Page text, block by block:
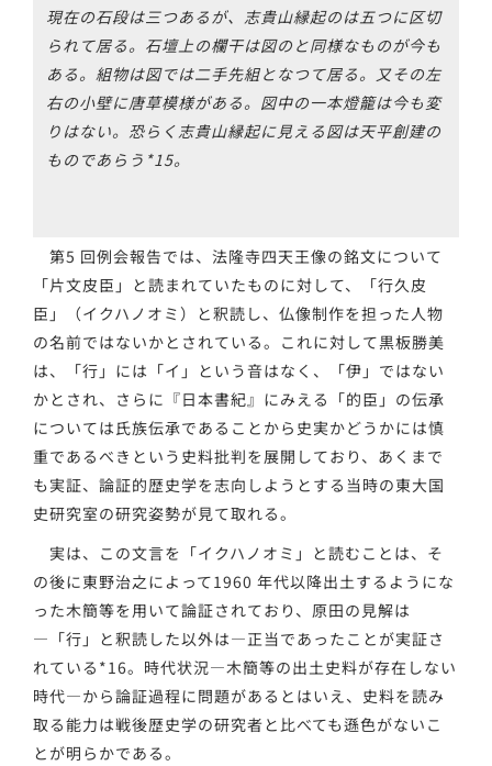
現在の石段は三つあるが、志貴山縁起のは五つに区切
られて居る。石壇上の欄干は図のと同様なものが今も
ある。組物は図では二手先組となつて居る。又その左
右の小壁に唐草模様がある。図中の一本燈籠は今も変
りはない。恐らく志貴山縁起に見える図は天平創建の
ものであらう*15。
第5 回例会報告では、法隆寺四天王像の銘文について
「片文皮臣」と読まれていたものに対して、「行久皮
臣」（イクハノオミ）と釈読し、仏像制作を担った人物
の名前ではないかとされている。これに対して黒板勝美
は、「行」には「イ」という音はなく、「伊」ではない
かとされ、さらに『日本書紀』にみえる「的臣」の伝承
については氏族伝承であることから史実かどうかには慎
重であるべきという史料批判を展開しており、あくまで
も実証、論証的歴史学を志向しようとする当時の東大国
史研究室の研究姿勢が見て取れる。
実は、この文言を「イクハノオミ」と読むことは、そ
の後に東野治之によって1960 年代以降出土するようにな
った木簡等を用いて論証されており、原田の見解は
―「行」と釈読した以外は―正当であったことが実証さ
れている*16。時代状況―木簡等の出土史料が存在しない
時代―から論証過程に問題があるとはいえ、史料を読み
取る能力は戦後歴史学の研究者と比べても遜色がないこ
とが明らかである。